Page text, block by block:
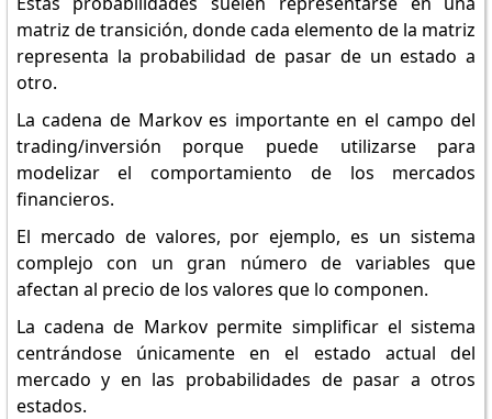
matriz de transición, donde cada elemento de la matriz
representa la probabilidad de pasar de un estado a
otro.
La cadena de Markov es importante en el campo del
trading/inversión porque puede utilizarse para
modelizar el comportamiento de los mercados
financieros.
El mercado de valores, por ejemplo, es un sistema
complejo con un gran número de variables que
afectan al precio de los valores que lo componen.
La cadena de Markov permite simplificar el sistema
centrándose únicamente en el estado actual del
mercado y en las probabilidades de pasar a otros
estados.